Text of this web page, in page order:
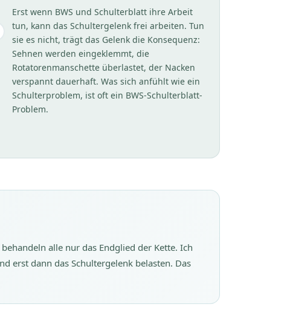
Erst wenn BWS und Schulterblatt ihre Arbeit
tun, kann das Schultergelenk frei arbeiten. Tun
sie es nicht, trägt das Gelenk die Konsequenz:
Sehnen werden eingeklemmt, die
Rotatorenmanschette überlastet, der Nacken
verspannt dauerhaft. Was sich anfühlt wie ein
Schulterproblem, ist oft ein BWS-Schulterblatt-
Problem.
alle nur das Endglied der Kette. Ich
erst dann das Schultergelenk belasten. Das